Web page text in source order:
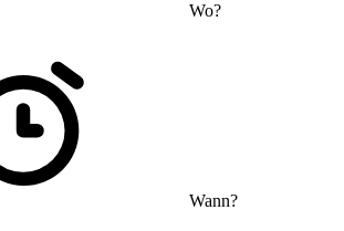
Wo?
Wann?